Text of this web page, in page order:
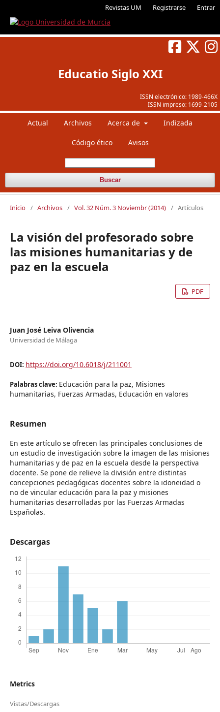
Revistas UM Registrarse Entrar
ISSN electrónico: 1989-466X
ISSN impreso: 1699-2105
Educatio Siglo XXI
Actual Archivos Acerca de Indizada
Código ético Avisos
Buscar
Inicio / Archivos / Vol. 32 Núm. 3 Noviembr (2014) / Artículos
La visión del profesorado sobre
las misiones humanitarias y de
paz en la escuela
PDF
Juan José Leiva Olivencia
Universidad de Málaga
DOI: https://doi.org/10.6018/j/211001
Palabras clave: Educación para la paz, Misiones
humanitarias, Fuerzas Armadas, Educación en valores
Resumen
En este artículo se ofrecen las principales conclusiones de
un estudio de investigación sobre la imagen de las misiones
humanitarias y de paz en la escuela desde la perspectiva
docente. Se pone de relieve la división entre distintas
concepciones pedagógicas docentes sobre la idoneidad o
no de vincular educación para la paz y misiones
humanitarias desarrolladas por las Fuerzas Armadas
Españolas.
Descargas
Metrics
Vistas/Descargas